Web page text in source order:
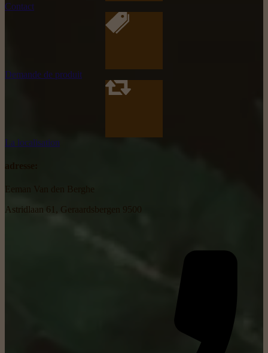
Contact
Demande de produit
La localisation
Astridlaan 61, Geraardsbergen 9500